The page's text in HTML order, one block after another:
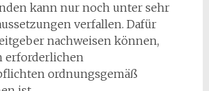
kann nur noch unter sehr
verfallen. Dafür
nachweisen können,
erforderlichen
ordnungsgemäß